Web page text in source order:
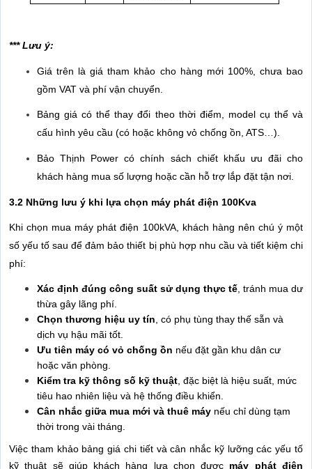
*** Lưu ý:
Giá trên là giá tham khảo cho hàng mới 100%, chưa bao
gồm VAT và phí vận chuyển.
Bảng giá có thể thay đổi theo thời điểm, model cụ thể và
cấu hình yêu cầu (có hoặc không vỏ chống ồn, ATS…).
Bảo Thịnh Power có chính sách chiết khấu ưu đãi cho
khách hàng mua số lượng hoặc cần hỗ trợ lắp đặt tận nơi.
3.2 Những lưu ý khi lựa chọn máy phát điện 100Kva
Khi chọn mua máy phát điện 100kVA, khách hàng nên chú ý một
số yếu tố sau để đảm bảo thiết bị phù hợp nhu cầu và tiết kiệm chi
phí:
Xác định đúng công suất sử dụng thực tế , tránh mua dư
thừa gây lãng phí.
Chọn thương hiệu uy tín , có phụ tùng thay thế sẵn và
dịch vụ hậu mãi tốt.
Ưu tiên máy có vỏ chống ồn nếu đặt gần khu dân cư
hoặc văn phòng.
Kiểm tra kỹ thông số kỹ thuật , đặc biệt là hiệu suất, mức
tiêu hao nhiên liệu và hệ thống điều khiển.
Cân nhắc giữa mua mới và thuê máy nếu chỉ dùng tạm
thời trong vài tháng.
Việc tham khảo bảng giá chi tiết và cân nhắc kỹ lưỡng các yếu tố
kỹ thuật sẽ giúp khách hàng lựa chọn được máy phát điện